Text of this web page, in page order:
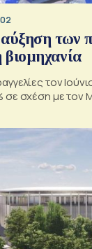
των
τον
σε σχέση με τον